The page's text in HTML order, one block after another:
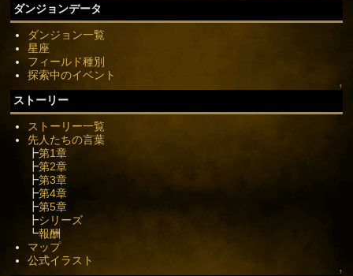
ダンジョンデータ
ダンジョン一覧
星座
フィールド種別
探索中のイベント
↑
ストーリー
ストーリー一覧
先人たちの言葉
┣第1章
┣第2章
┣第3章
┣第4章
┣第5章
┣シリーズ
┗報酬
マップ
公式イラスト
↑